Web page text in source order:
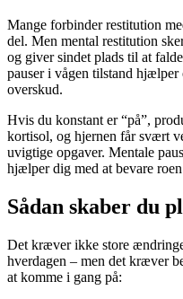
Mange forbinder restitution
del. Men mental restitution
og giver sindet plads til at
pauser i vågen tilstand hjælper
overskud.
Hvis du konstant er “på”,
kortisol, og hjernen får svært
uvigtige opgaver. Mentale
hjælper dig med at bevare
Sådan skaber du
Det kræver ikke store
hverdagen – men det kræver
at komme i gang på: